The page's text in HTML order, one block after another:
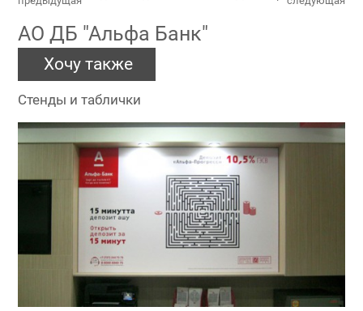
АО ДБ "Альфа Банк"
Хочу также
Стенды и таблички